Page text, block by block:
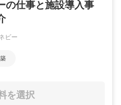
の仕事と施設導入事
ビー
を選択